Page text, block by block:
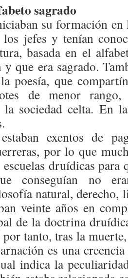
sagrado
su formación en
los jefes y tenían
basada en el
que era sagrado.
poesía, que
de menor
la sociedad celta. En
exentos de
por lo que
druídicas
conseguían no
natural,
veinte años en
de la doctrina
tanto, tras la
es una
indica la